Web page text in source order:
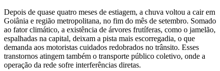
Depois de quase quatro meses de estiagem, a chuva voltou a cair em
Goiânia e região metropolitana, no fim do mês de setembro. Somado
ao fator climático, a existência de árvores frutíferas, como o jamelão,
espalhadas na capital, deixam a pista mais escorregadia, o que
demanda aos motoristas cuidados redobrados no trânsito. Esses
transtornos atingem também o transporte público coletivo, onde a
operação da rede sofre interferências diretas.